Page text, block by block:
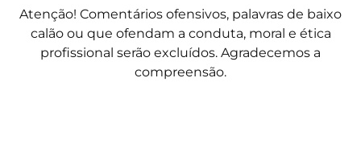
Atenção! Comentários ofensivos, palavras de baixo
calão ou que ofendam a conduta, moral e ética
profissional serão excluídos. Agradecemos a
compreensão.